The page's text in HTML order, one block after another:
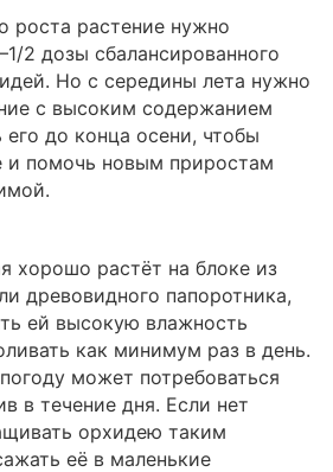
роста растение нужно
2 дозы сбалансированного
Но с середины лета нужно
с высоким содержанием
до конца осени, чтобы
и помочь новым приростам
хорошо растёт на блоке из
древовидного папоротника,
ей высокую влажность
как минимум раз в день.
может потребоваться
в течение дня. Если нет
орхидею таким
её в маленькие